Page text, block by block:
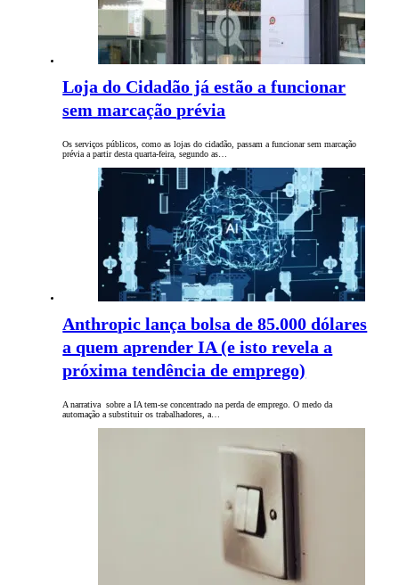
Loja do Cidadão já estão a funcionar
sem marcação prévia
Os serviços públicos, como as lojas do cidadão, passam a funcionar sem marcação
prévia a partir desta quarta-feira, segundo as…
Anthropic lança bolsa de 85.000 dólares
a quem aprender IA (e isto revela a
próxima tendência de emprego)
A narrativa sobre a IA tem-se ​​concentrado na perda de emprego. O medo da
automação a substituir os trabalhadores, a…